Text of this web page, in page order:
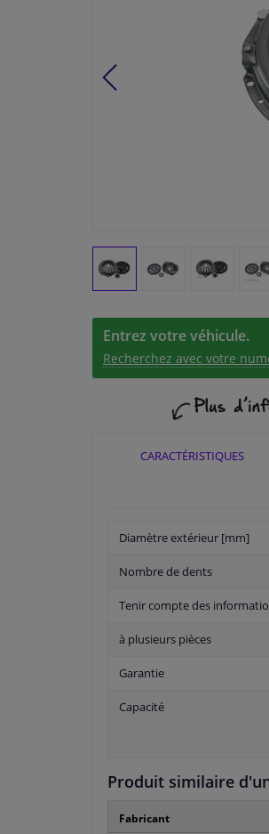
Entrez votre véhicule.
Recherchez avec votre
CARACTÉRISTIQUES
Diamètre extérieur [mm]
Nombre de dents
Tenir compte des
à plusieurs pièces
Garantie
Capacité
Produit similaire
Fabricant